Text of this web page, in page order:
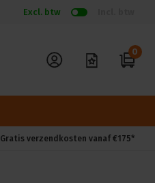
Excl. btw
0
Gratis verzendkosten vanaf €175*